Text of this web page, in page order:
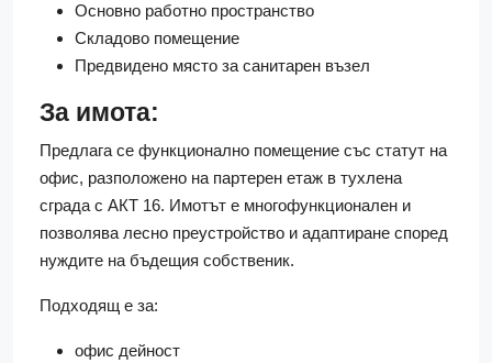
Основно работно пространство
Складово помещение
Предвидено място за санитарен възел
За имота:
Предлага се функционално помещение със статут на
офис, разположено на партерен етаж в тухлена
сграда с АКТ 16. Имотът е многофункционален и
позволява лесно преустройство и адаптиране според
нуждите на бъдещия собственик.
Подходящ е за:
офис дейност